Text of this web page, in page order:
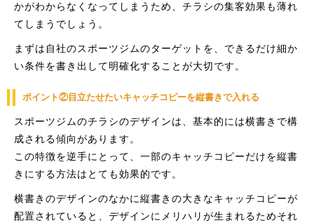
かがわからなくなってしまうため、チラシの集客効果も薄れ
てしまうでしょう。
まずは自社のスポーツジムのターゲットを、できるだけ細か
い条件を書き出して明確化することが大切です。
ポイント②目立たせたいキャッチコピーを縦書きで入れる
スポーツジムのチラシのデザインは、基本的には横書きで構
成される傾向があります。
この特徴を逆手にとって、一部のキャッチコピーだけを縦書
きにする方法はとても効果的です。
横書きのデザインのなかに縦書きの大きなキャッチコピーが
配置されていると、デザインにメリハリが生まれるためそれ